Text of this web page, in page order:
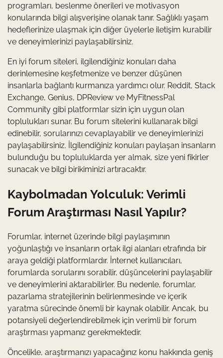
programları, beslenme önerileri ve motivasyon
konularında bilgi alışverişine olanak tanır. Sağlıklı yaşam
hedeflerinize ulaşmak için diğer üyelerle iletişim kurabilir
ve deneyimlerinizi paylaşabilirsiniz.
En iyi forum siteleri, ilgilendiğiniz konuları daha
derinlemesine keşfetmenize ve benzer düşünen
insanlarla bağlantı kurmanıza yardımcı olur. Reddit, Stack
Exchange, Genius, DPReview ve MyFitnessPal
Community gibi platformlar sizin için uygun olan
toplulukları sunar. Bu forum sitelerini kullanarak bilgi
edinebilir, sorularınızı cevaplayabilir ve deneyimlerinizi
paylaşabilirsiniz. İlgilendiğiniz konuları paylaşan insanların
bulunduğu bu topluluklarda yer almak, size yeni fikirler
sunacak ve bilgi birikiminizi artıracaktır.
Kaybolmadan Yolculuk: Verimli
Forum Araştırması Nasıl Yapılır?
Forumlar, internet üzerinde bilgi paylaşımının
yoğunlaştığı ve insanların ortak ilgi alanları etrafında bir
araya geldiği platformlardır. İnternet kullanıcıları,
forumlarda sorularını sorabilir, düşüncelerini paylaşabilir
ve deneyimlerini aktarabilirler. Bu nedenle, forumlar,
pazarlama stratejilerinin belirlenmesinde ve içerik
yaratma sürecinde önemli bir kaynak olabilir. Ancak, bu
potansiyeli değerlendirebilmek için verimli bir forum
araştırması yapmanız gerekmektedir.
Öncelikle, araştırmanızı yapacağınız konu hakkında geniş